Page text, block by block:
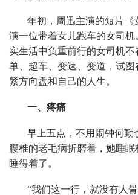
年初，周迅主演的短片《
演一位带着女儿跑车的女司
实生活中负重前行的女司机
单、超车、变速、变道，试
紧方向盘和自己的人生。
一、疼痛
早上五点，不用闹钟何勤
腰椎的老毛病折磨着，她睡
睡得着了。
“我们这一行，就没有人